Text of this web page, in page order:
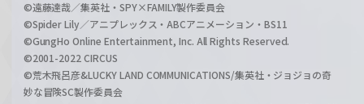
©遠藤達哉／集英社・SPY×FAMILY製作委員会
©Spider Lily／アニプレックス・ABCアニメーション・BS11
©GungHo Online Entertainment, Inc. All Rights Reserved.
©2001-2022 CIRCUS
©荒木飛呂彦&LUCKY LAND COMMUNICATIONS/集英社・ジョジョの奇
妙な冒険SC製作委員会